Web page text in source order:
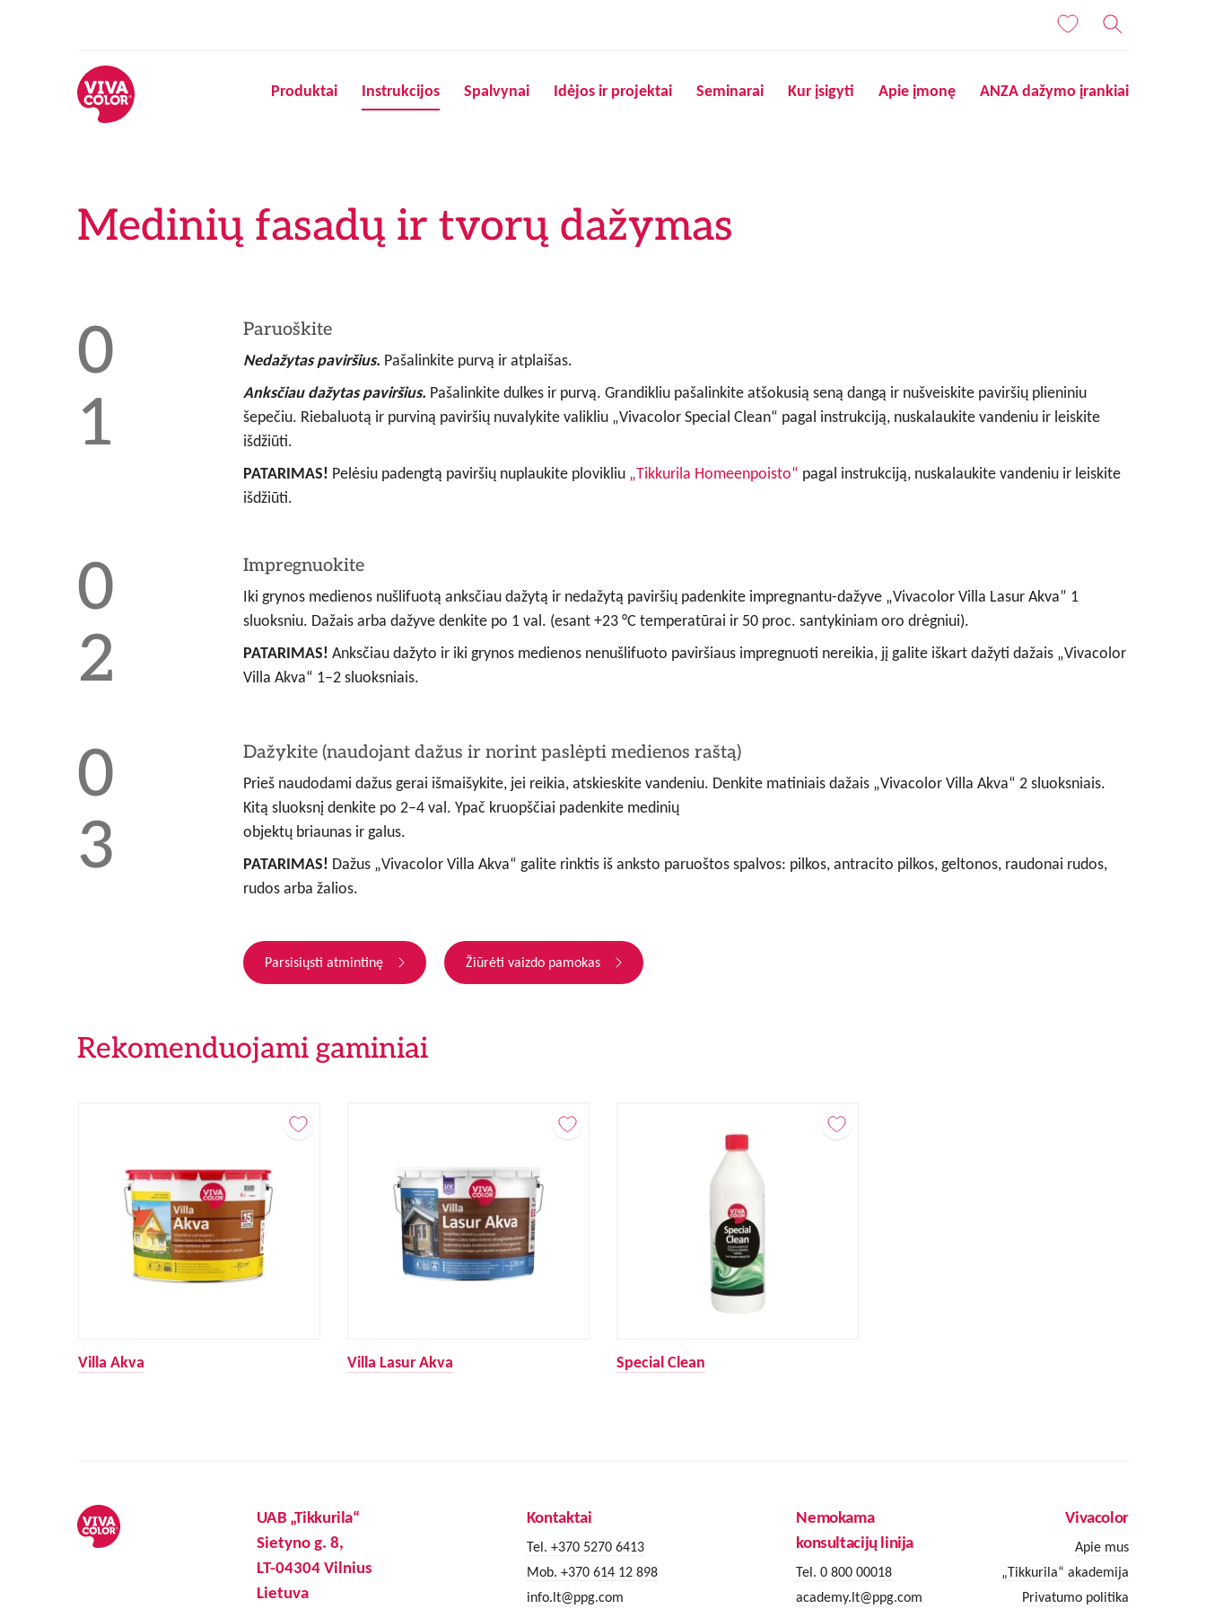
Produktai Instrukcijos Spalvynai Idėjos ir projektai Seminarai Kur įsigyti Apie įmonę ANZA dažymo įrankiai
Medinių fasadų ir tvorų dažymas
Paruoškite
Nedažytas paviršius. Pašalinkite purvą ir atplaišas.
Anksčiau dažytas paviršius. Pašalinkite dulkes ir purvą. Grandikliu pašalinkite atšokusią seną dangą ir nušveiskite paviršių plieniniu
šepečiu. Riebaluotą ir purviną paviršių nuvalykite valikliu „Vivacolor Special Clean“ pagal instrukciją, nuskalaukite vandeniu ir leiskite
išdžiūti.
PATARIMAS! Pelėsiu padengtą paviršių nuplaukite plovikliu „Tikkurila Homeenpoisto“ pagal instrukciją, nuskalaukite vandeniu ir leiskite
išdžiūti.
Impregnuokite
Iki grynos medienos nušlifuotą anksčiau dažytą ir nedažytą paviršių padenkite impregnantu-dažyve „Vivacolor Villa Lasur Akva” 1
sluoksniu. Dažais arba dažyve denkite po 1 val. (esant +23 °C temperatūrai ir 50 proc. santykiniam oro drėgniui).
PATARIMAS!Anksčiau dažyto ir iki grynos medienos nenušlifuoto paviršiaus impregnuoti nereikia, jį galite iškart dažyti dažais „Vivacolor
Villa Akva“ 1–2 sluoksniais.
Dažykite (naudojant dažus ir norint paslėpti medienos raštą)
Prieš naudodami dažus gerai išmaišykite, jei reikia, atskieskite vandeniu. Denkite matiniais dažais „Vivacolor Villa Akva“ 2 sluoksniais.
Kitą sluoksnį denkite po 2–4 val. Ypač kruopščiai padenkite medinių
objektų briaunas ir galus.
PATARIMAS! Dažus „Vivacolor Villa Akva“ galite rinktis iš anksto paruoštos spalvos: pilkos, antracito pilkos, geltonos, raudonai rudos,
rudos arba žalios.
Parsisiųsti atmintinę Žiūrėti vaizdo pamokas
Rekomenduojami gaminiai
Villa Akva Villa Lasur Akva Special Clean
UAB „Tikkurila“
Sietyno g. 8,
LT-04304 Vilnius
Lietuva
Kontaktai
Tel. +370 5270 6413
Mob. +370 614 12 898
info.lt@ppg.com
Nemokama
konsultacijų linija
Tel. 0 800 00018
academy.lt@ppg.com
Vivacolor
Apie mus
„Tikkurila“ akademija
Privatumo politika